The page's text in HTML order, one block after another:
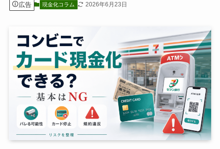
広告 現金化コラム 2026年6月23日